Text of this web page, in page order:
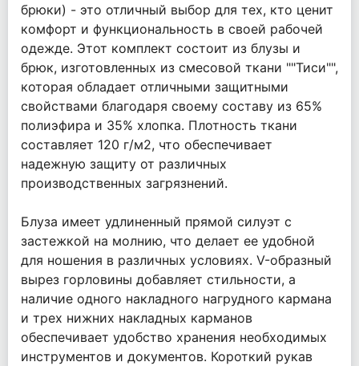
брюки) - это отличный выбор для тех, кто ценит
комфорт и функциональность в своей рабочей
одежде. Этот комплект состоит из блузы и
брюк, изготовленных из смесовой ткани ""Тиси"",
которая обладает отличными защитными
свойствами благодаря своему составу из 65%
полиэфира и 35% хлопка. Плотность ткани
составляет 120 г/м2, что обеспечивает
надежную защиту от различных
производственных загрязнений.
Блуза имеет удлиненный прямой силуэт с
застежкой на молнию, что делает ее удобной
для ношения в различных условиях. V-образный
вырез горловины добавляет стильности, а
наличие одного накладного нагрудного кармана
и трех нижних накладных карманов
обеспечивает удобство хранения необходимых
инструментов и документов. Короткий рукав